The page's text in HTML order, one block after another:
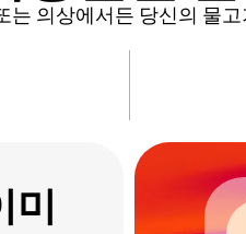
는 의상에서든 당신의 물
미